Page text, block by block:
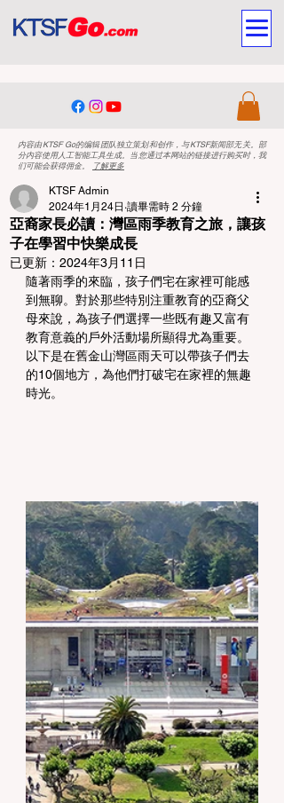
内容由KTSF Go的编辑团队独立策划和创作，与KTSF新闻部无关。部
分内容使用人工智能工具生成。当您通过本网站的链接进行购买时，我
们可能会获得佣金。
了解更多
亞裔家長必讀：灣區雨季教育之旅，讓孩
子在學習中快樂成長
KTSF Admin
2024年1月24日 讀畢需時 2 分鐘
已更新： 2024年3月11日
隨著雨季的來臨，孩子們宅在家裡可能感
到無聊。對於那些特別注重教育的亞裔父
母來說，為孩子們選擇一些既有趣又富有
教育意義的戶外活動場所顯得尤為重要。
以下是在舊金山灣區雨天可以帶孩子們去
的10個地方，為他們打破宅在家裡的無趣
時光。